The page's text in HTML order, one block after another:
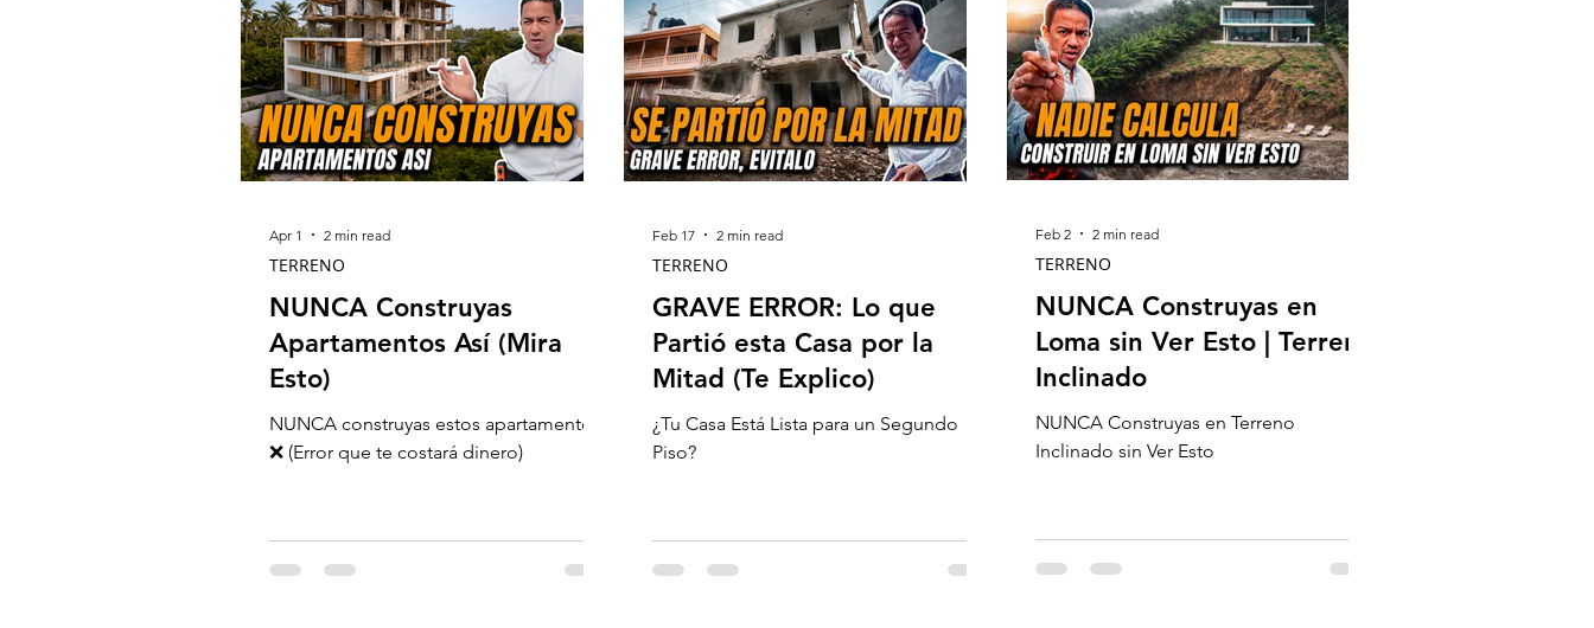
CATALOGO DE CONCEPTO ABIERTO PROYECTOS OPEN CONCEPT PLAN 💎
OBRAS DE CONSTRUCCION
NUNCA Construyas
Apartamentos Así (Mira
Esto)
NUNCA construyas estos apartamentos
❌ (Error que te costará dinero)
TERRENO
Apr 1 2 min read
GRAVE ERROR: Lo que
Partió esta Casa por la
Mitad (Te Explico)
¿Tu Casa Está Lista para un Segundo
Piso?
TERRENO
Feb 17 2 min read
NUNCA Construyas en
Loma sin Ver Esto | Terreno
Inclinado
NUNCA Construyas en Terreno
Inclinado sin Ver Esto
TERRENO
Feb 2 2 min read